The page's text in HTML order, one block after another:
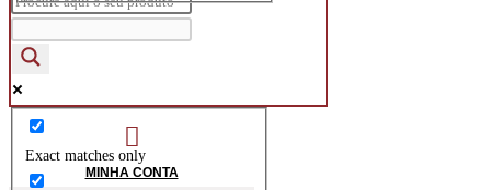
Exact matches only
MINHA CONTA